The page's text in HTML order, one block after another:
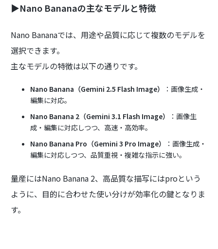
▶Nano Bananaの主なモデルと特徴
Nano Bananaでは、用途や品質に応じて複数のモデルを
選択できます。
主なモデルの特徴は以下の通りです。
Nano Banana（Gemini 2.5 Flash Image）
：画像生成・
編集に対応。
Nano Banana 2（Gemini 3.1 Flash Image）
：画像生
成・編集に対応しつつ、高速・高効率。
Nano Banana Pro（Gemini 3 Pro Image）
：画像生成・
編集に対応しつつ、品質重視・複雑な指示に強い。
量産にはNano Banana 2、高品質な描写にはproという
ように、目的に合わせた使い分けが効率化の鍵となりま
す。